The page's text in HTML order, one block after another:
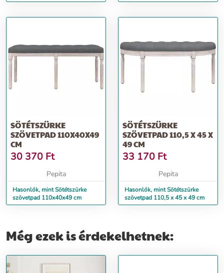
SÖTÉTSZÜRKE
SZÖVETPAD 110X40X49
CM
30 370 Ft
Pepita
Hasonlók, mint Sötétszürke
szövetpad 110x40x49 cm
SÖTÉTSZÜRKE
SZÖVETPAD 110,5 X 45 X
49 CM
33 170 Ft
Pepita
Hasonlók, mint Sötétszürke
szövetpad 110,5 x 45 x 49 cm
Még ezek is érdekelhetnek: